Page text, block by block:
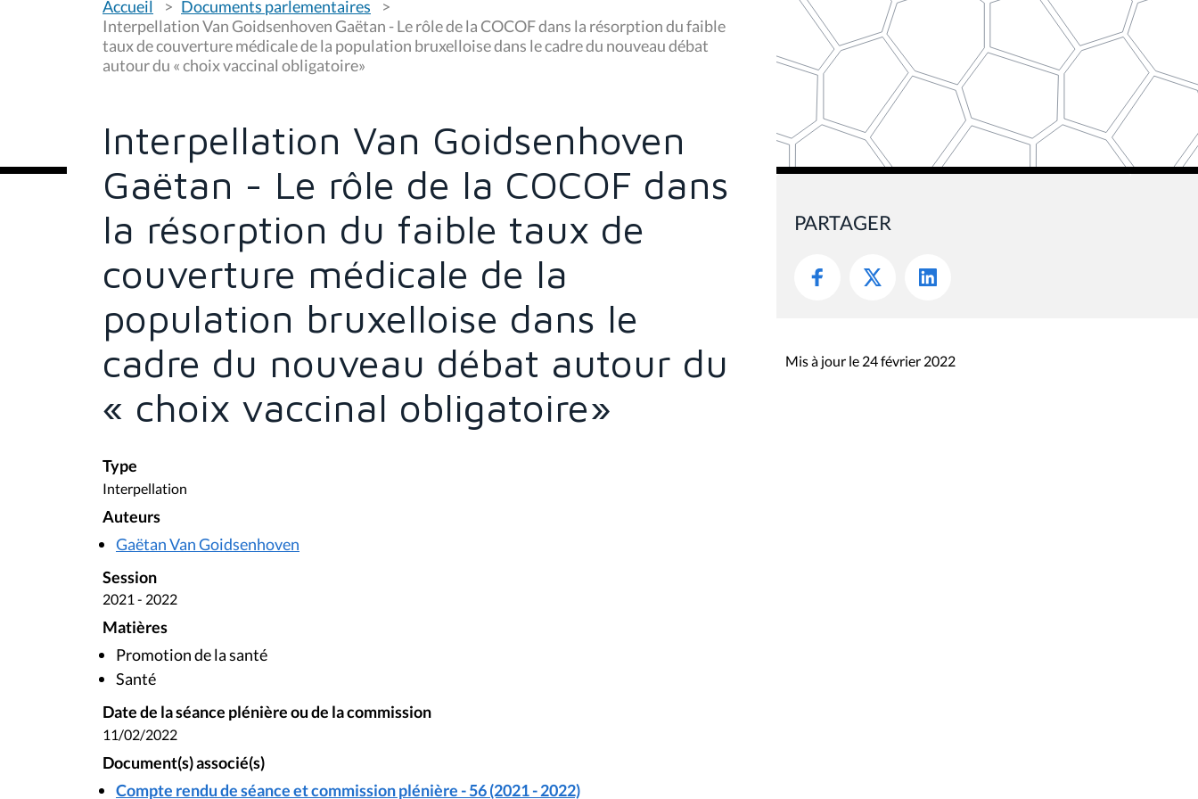
o
u
s
ê
t
Accueil
Documents parlementaires
Interpellation Van Goidsenhoven Gaëtan - Le rôle de la COCOF dans la résorption du faible
taux de couverture médicale de la population bruxelloise dans le cadre du nouveau débat
autour du « choix vaccinal obligatoire»
Interpellation Van Goidsenhoven
Gaëtan - Le rôle de la COCOF dans
la résorption du faible taux de
couverture médicale de la
population bruxelloise dans le
cadre du nouveau débat autour du
« choix vaccinal obligatoire»
Type
Interpellation
Auteurs
Gaëtan Van Goidsenhoven
Session
2021 - 2022
Matières
Promotion de la santé
Santé
Date de la séance plénière ou de la commission
11/02/2022
Document(s) associé(s)
Compte rendu de séance et commission plénière - 56 (2021 - 2022)
PARTAGER
Mis à jour le 24 février 2022